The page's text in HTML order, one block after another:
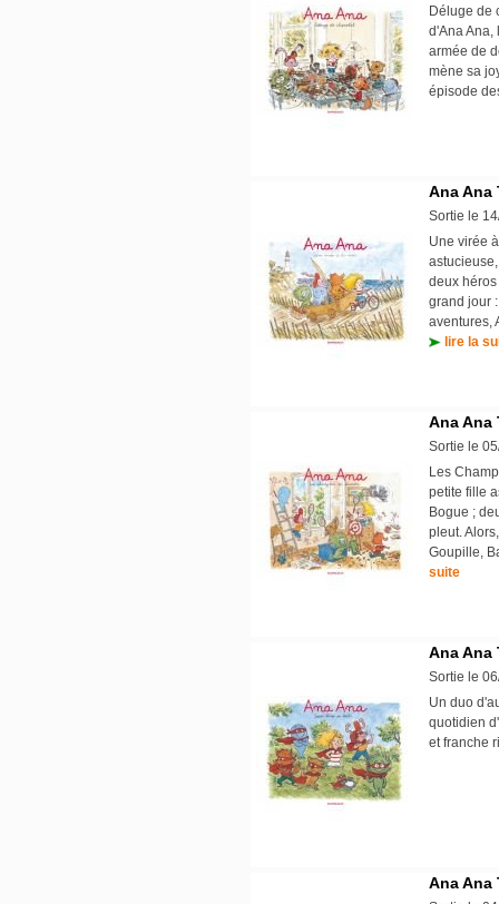
Déluge de
d'Ana Ana,
armée de
mène sa
épisode
Ana Ana
Sortie le
Une virée
deux
grand jour
aventures,
lire la
Ana Ana
Sortie le
Les
petite fille
Bogue ;
pleut.
Goupille,
suite
Ana Ana
Sortie le
Un duo
quotidien
et franche
Ana Ana